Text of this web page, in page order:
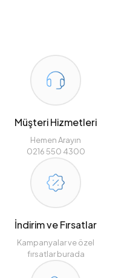
Müşteri Hizmetleri
Hemen Arayın
0216 550 4300
İndirim ve Fırsatlar
Kampanyalar ve özel
fırsatlar burada